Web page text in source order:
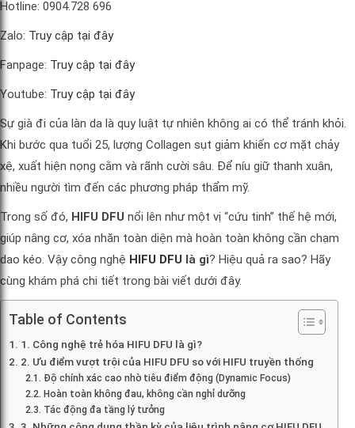
Hotline: 0904.728 696
Zalo: Truy cập tại đây
Fanpage: Truy cập tại đây
Youtube: Truy cập tại đây
Sự già đi của làn da là quy luật tự nhiên không ai có thể tránh khỏi.
Khi bước qua tuổi 25, lượng Collagen sụt giảm khiến cơ mặt chảy
xệ, xuất hiện nọng cằm và rãnh cười sâu. Để níu giữ thanh xuân,
nhiều người tìm đến các phương pháp thẩm mỹ.
Trong số đó, HIFU DFU nổi lên như một vị “cứu tinh” thế hệ mới,
giúp nâng cơ, xóa nhăn toàn diện mà hoàn toàn không cần chạm
dao kéo. Vậy công nghệ HIFU DFU là gì? Hiệu quả ra sao? Hãy
cùng khám phá chi tiết trong bài viết dưới đây.
Table of Contents
1. Công nghệ trẻ hóa HIFU DFU là gì?
2. Ưu điểm vượt trội của HIFU DFU so với HIFU truyền thống
Độ chính xác cao nhờ tiêu điểm động (Dynamic Focus)
Hoàn toàn không đau, không cần nghỉ dưỡng
Tác động đa tầng lý tưởng